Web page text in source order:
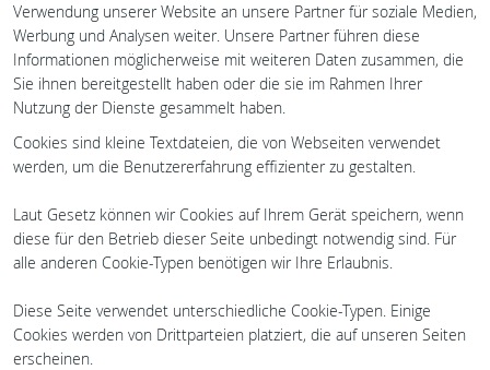
Verwendung unserer Website an unsere Partner für soziale Medien,
Werbung und Analysen weiter. Unsere Partner führen diese
Informationen möglicherweise mit weiteren Daten zusammen, die
Sie ihnen bereitgestellt haben oder die sie im Rahmen Ihrer
Nutzung der Dienste gesammelt haben.
Cookies sind kleine Textdateien, die von Webseiten verwendet
werden, um die Benutzererfahrung effizienter zu gestalten.
Laut Gesetz können wir Cookies auf Ihrem Gerät speichern, wenn
diese für den Betrieb dieser Seite unbedingt notwendig sind. Für
alle anderen Cookie-Typen benötigen wir Ihre Erlaubnis.
Diese Seite verwendet unterschiedliche Cookie-Typen. Einige
Cookies werden von Drittparteien platziert, die auf unseren Seiten
erscheinen.